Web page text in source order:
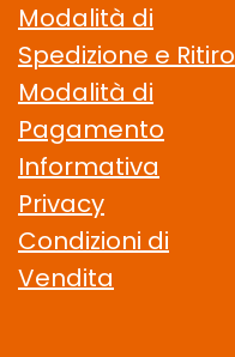
Modalità di
Spedizione e Ritiro
Modalità di
Pagamento
Informativa
Privacy
Condizioni di
Vendita